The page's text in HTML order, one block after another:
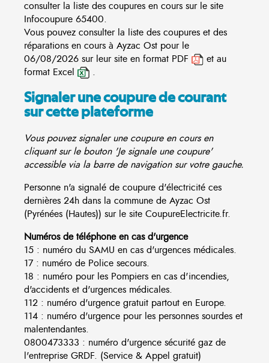
consulter la liste des coupures en cours sur le site
Infocoupure 65400.
Vous pouvez consulter la liste des coupures et des
réparations en cours à Ayzac Ost pour le
06/08/2026 sur leur site en format PDF
et au
format Excel
.
Signaler une coupure de courant
sur cette plateforme
Vous pouvez signaler une coupure en cours en
cliquant sur le bouton 'Je signale une coupure'
accessible via la barre de navigation sur votre gauche.
Personne n'a signalé de coupure d'électricité ces
dernières 24h dans la commune de Ayzac Ost
(Pyrénées (Hautes)) sur le site CoupureElectricite.fr.
Numéros de téléphone en cas d'urgence
15 : numéro du SAMU en cas d'urgences médicales.
17 : numéro de Police secours.
18 : numéro pour les Pompiers en cas d'incendies,
d'accidents et d'urgences médicales.
112 : numéro d'urgence gratuit partout en Europe.
114 : numéro d'urgence pour les personnes sourdes et
malentendantes.
0800473333 : numéro d'urgence sécurité gaz de
l'entreprise GRDF. (Service & Appel gratuit)